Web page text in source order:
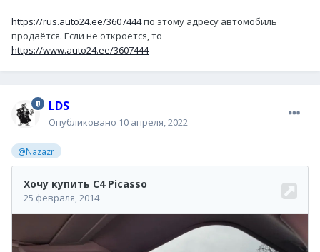
https://rus.auto24.ee/3607444по этому адресу автомобиль
продаётся. Если не откроется, то
https://www.auto24.ee/3607444
LDS
Опубликовано 10 апреля, 2022
@Nazazr